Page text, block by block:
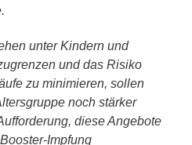
unter Kindern und
und das Risiko
zu minimieren, sollen
noch stärker
diese Angebote
Impfung